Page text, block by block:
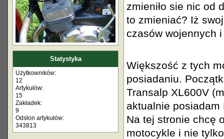
Statystyka
Użytkowników:
12
Artykułów:
15
Zakładek:
9
Odsłon artykułów:
343813
zmieniło sie nic od
to zmieniać? Iż
czasów wojennych
Większość z tych
posiadaniu.
Transalp XL600V
aktualnie posiadam
Na tej stronie chcę
motocykle i nie